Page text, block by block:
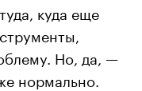
куда еще
Но, да, —
нормально.